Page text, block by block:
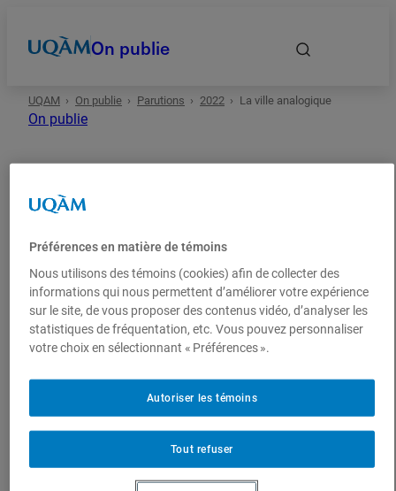
Accueil
Autrices et auteurs
Domaines
Types
Soumettre une publication
On publie
UQAM On publie Parutions 2022 La ville analogique
On publie
2022GestionEssai
La ville analogique
Guillaume Ethier
Atelier 10
Préférences en matière de témoins
Nous utilisons des témoins (cookies) afin de collecter des
informations qui nous permettent d’améliorer votre expérience
sur le site, de vous proposer des contenus vidéo, d’analyser les
statistiques de fréquentation, etc. Vous pouvez personnaliser
votre choix en sélectionnant « Préférences ».
Tout refuser
Autoriser les témoins